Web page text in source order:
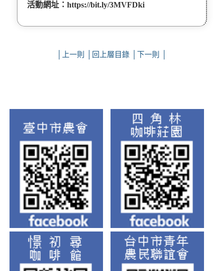
活動網址：https://bit.ly/3MVFDki
上一則 回上層目錄 下一則